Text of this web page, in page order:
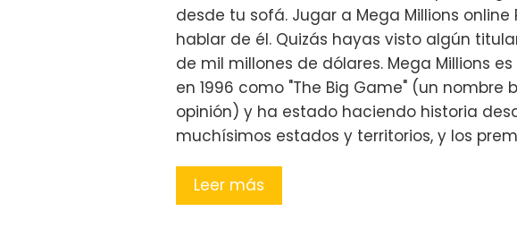
desde tu sofá. Jugar a Mega Millions
hablar de él. Quizás hayas visto algún
de mil millones de dólares. Mega Millions
en 1996 como "The Big Game" (un
opinión) y ha estado haciendo historia
muchísimos estados y territorios, y los
Leer más